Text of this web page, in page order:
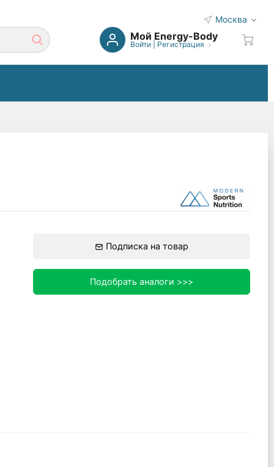
Москва
Мой Energy-Body
Войти| Регистрация
Подписка на товар
Подобрать аналоги >>>